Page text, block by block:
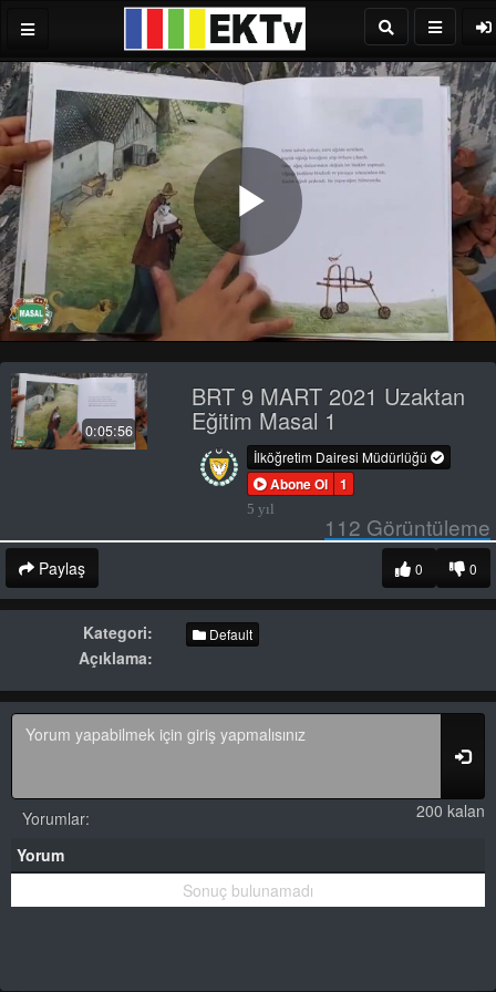
Play
Video
0:05:56
BRT 9 MART 2021 Uzaktan
Eğitim Masal 1
İlköğretim Dairesi Müdürlüğü
Abone Ol 1
5 yıl
112 Görüntüleme
Paylaş 0
0
Kategori: Default
Açıklama:
200 kalan
Yorumlar:
Yorum
Sonuç bulunamadı